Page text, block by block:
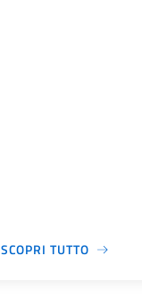
SCOPRI TUTTO